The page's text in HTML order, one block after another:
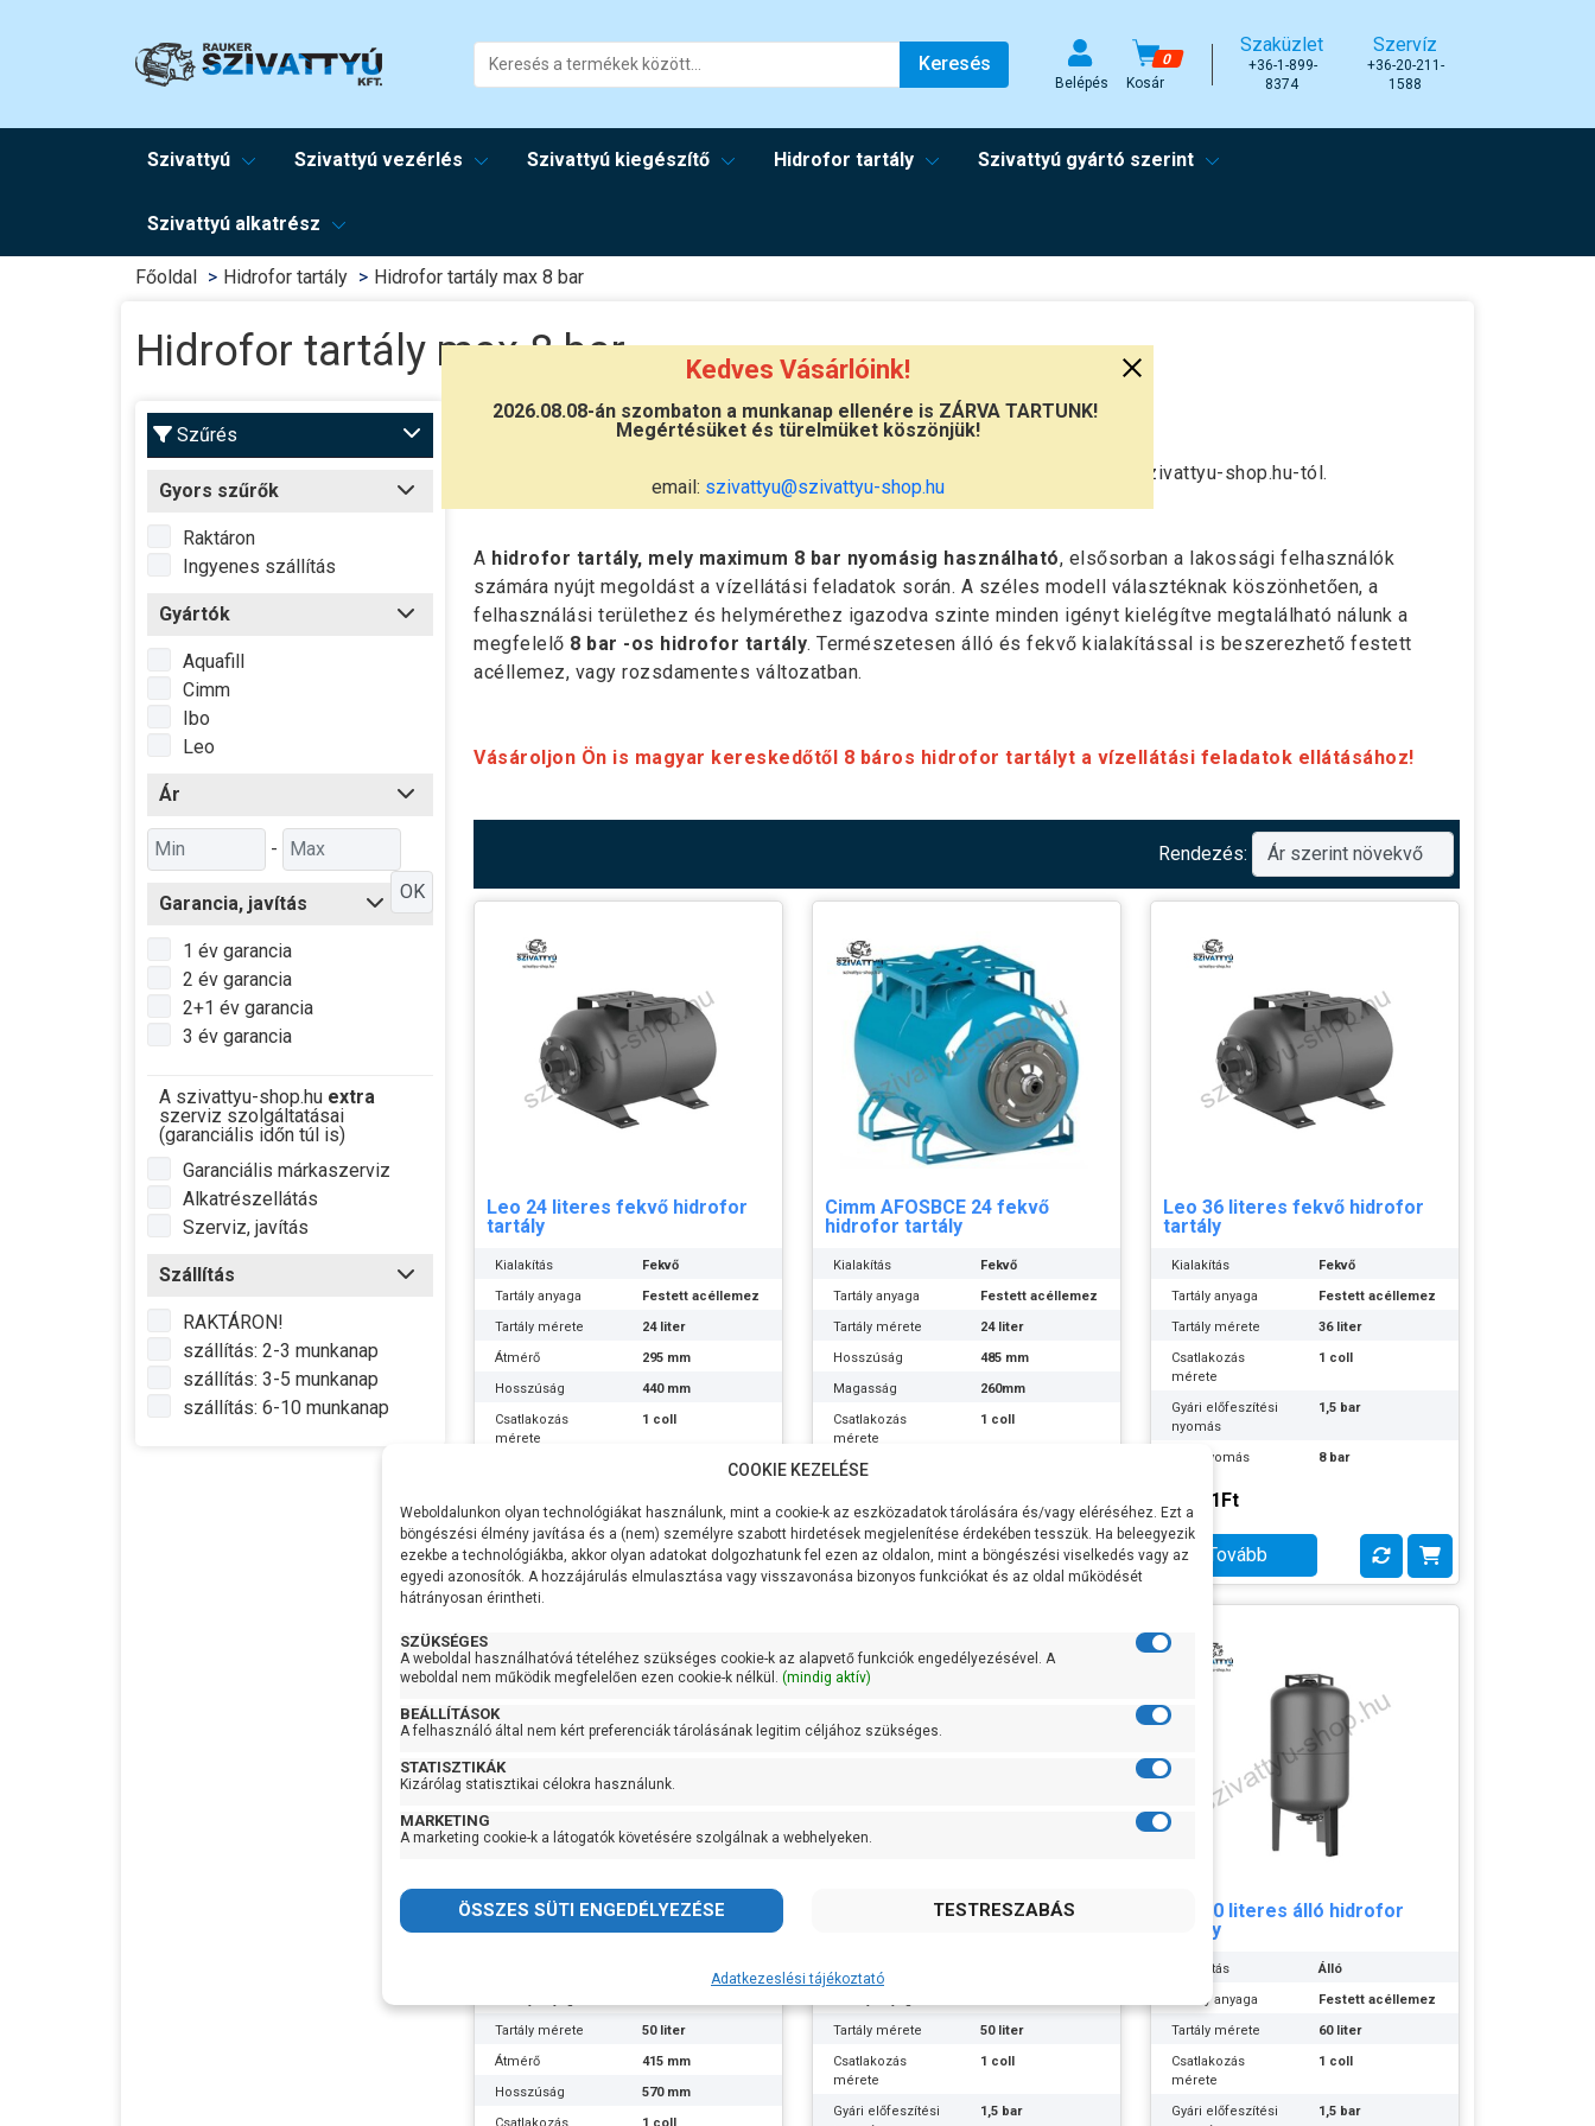
Kedves Vásárlóink!
2026.08.08-án szombaton a munkanap ellenére is ZÁRVA TARTUNK!
Megértésüket és türelmüket köszönjük!
email: szivattyu@szivattyu-shop.hu
Keresés
Belépés
0
Kosár
Szaküzlet
+36-1-899-
8374
Szervíz
+36-20-211-
1588
Szivattyú Szivattyú vezérlés Szivattyú kiegészítő Hidrofor tartály Szivattyú gyártó szerint
Szivattyú alkatrész
Főoldal Hidrofor tartály Hidrofor tartály max 8 bar
Hidrofor tartály max 8 bar
Szűrés
Gyors szűrők
Raktáron
Ingyenes szállítás
Gyártók
Aquafill
Cimm
Ibo
Leo
Ár
-
OK
Garancia, javítás
1 év garancia
2 év garancia
2+1 év garancia
3 év garancia
A szivattyu-shop.hu extra
szerviz szolgáltatásai
(garanciális időn túl is)
Garanciális márkaszerviz
Alkatrészellátás
Szerviz, javítás
Szállítás
RAKTÁRON!
szállítás: 2-3 munkanap
szállítás: 3-5 munkanap
szállítás: 6-10 munkanap
Maximum 8 bar nyomásig használható hidrofor tartály
kínálat az eredeti szivattyu-shop.hu-tól.
A hidrofor tartály, mely maximum 8 bar nyomásig használható, elsősorban a lakossági felhasználók
számára nyújt megoldást a vízellátási feladatok során. A széles modell választéknak köszönhetően, a
felhasználási területhez és helymérethez igazodva szinte minden igényt kielégítve megtalálható nálunk a
megfelelő 8 bar -os hidrofor tartály. Természetesen álló és fekvő kialakítással is beszerezhető festett
acéllemez, vagy rozsdamentes változatban.
Vásároljon Ön is magyar kereskedőtől 8 báros hidrofor tartályt a vízellátási feladatok ellátásához!
Rendezés:
Leo 24 literes fekvő hidrofor
tartály
Kialakítás
Fekvő
Tartály anyaga
Festett acéllemez
Tartály mérete
24 liter
Átmérő
295 mm
Hosszúság
440 mm
Csatlakozás
mérete
1 coll
Max nyomás
8 bar
Gumimembrán
cserélhető
Gyártó:
Leo
Készlet
szállítás: 2-3
16.637Ft
Tovább
Cimm AFOSBCE 24 fekvő
hidrofor tartály
Kialakítás
Fekvő
Tartály anyaga
Festett acéllemez
Tartály mérete
24 liter
Hosszúság
485 mm
Magasság
260mm
Csatlakozás
mérete
1 coll
Gyári előfeszítési
Max nyomás
8 bar
Gumimembrán
cserélhető EPDM
Gyártó:
Cimm
Készlet
20.999Ft
Tovább
Leo 36 literes fekvő hidrofor
tartály
Kialakítás
Fekvő
Tartály anyaga
Festett acéllemez
Tartály mérete
36 liter
Csatlakozás
mérete
1 coll
Gyári előfeszítési
nyomás
1,5 bar
Max nyomás
8 bar
Gyártó:
Termék súlya:
Garancia:
2 év
29.121Ft
Tovább
Leo 50 literes fekvő hidrofor
tartály
Tartály mérete
50 liter
Átmérő
415 mm
Hosszúság
570 mm
Leo 50 literes álló hidrofor
Kialakítás
Tartály mérete
50 liter
Csatlakozás
mérete
1 coll
Gyári előfeszítési
1,5 bar
Leo 60 literes álló hidrofor
tartály
Kialakítás
Álló
Tartály anyaga
Festett acéllemez
Tartály mérete
60 liter
Csatlakozás
mérete
1 coll
Gyári előfeszítési
1,5 bar
COOKIE KEZELÉSE
Weboldalunkon olyan technológiákat használunk, mint a cookie-k az eszközadatok tárolására és/vagy eléréséhez. Ezt a
böngészési élmény javítása és a (nem) személyre szabott hirdetések megjelenítése érdekében tesszük. Ha beleegyezik
ezekbe a technológiákba, akkor olyan adatokat dolgozhatunk fel ezen az oldalon, mint a böngészési viselkedés vagy az
egyedi azonosítók. A hozzájárulás elmulasztása vagy visszavonása bizonyos funkciókat és az oldal működését
hátrányosan érintheti.
SZÜKSÉGES
A weboldal használhatóvá tételéhez szükséges cookie-k az alapvető funkciók engedélyezésével. A
weboldal nem működik megfelelően ezen cookie-k nélkül. (mindig aktív)
BEÁLLÍTÁSOK
A felhasználó által nem kért preferenciák tárolásának legitim céljához szükséges.
STATISZTIKÁK
Kizárólag statisztikai célokra használunk.
MARKETING
A marketing cookie-k a látogatók követésére szolgálnak a webhelyeken.
Adatkezeslési tájékoztató